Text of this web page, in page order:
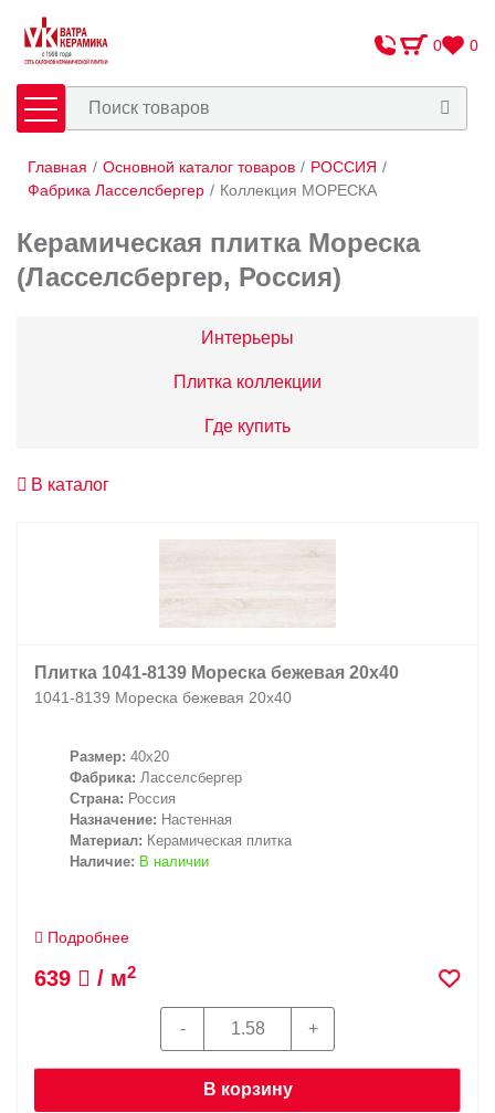
0 0
Плитка Сантехника
Оплата и доставка
Сотрудничество
Адреса салонов
+7 (495) 532-06-30
Главная / Основной каталог товаров / РОССИЯ /
Фабрика Ласселсбергер / Коллекция МОРЕСКА
Керамическая плитка Мореска
(Ласселсбергер, Россия)
Интерьеры
Плитка коллекции
Где купить
В каталог
Плитка 1041-8139 Мореска бежевая 20х40
1041-8139 Мореска бежевая 20х40
Размер: 40x20
Фабрика: Ласселсбергер
Страна: Россия
Назначение: Настенная
Материал: Керамическая плитка
Наличие: В наличии
Подробнее
639 / м2
В корзину